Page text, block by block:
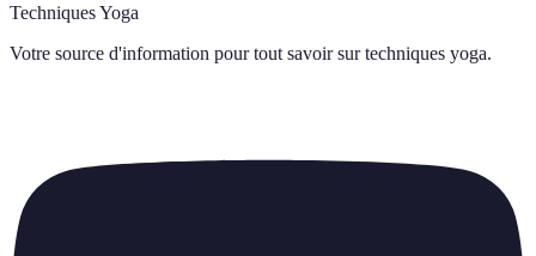
Techniques Yoga
Votre source d'information pour tout savoir sur techniques yoga.